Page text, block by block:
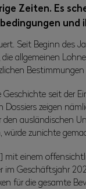
Zeiten. Es
Seit Beginn des
allgemeinen
seit der
zeigen
ausländischen
zunichte
einem
Geschäftsjahr
für die gesamte